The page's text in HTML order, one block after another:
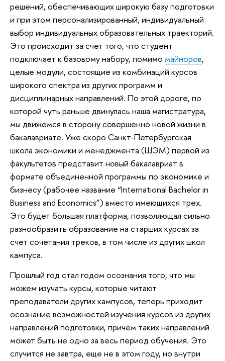
решений, обеспечивающих широкую базу подготовки
и при этом персонализированный, индивидуальный
выбор индивидуальных образовательных траекторий.
Это происходит за счет того, что студент
подключает к базовому набору, помимо майноров,
целые модули, состоящие из комбинаций курсов
широкого спектра из других программ и
дисциплинарных направлений. По этой дороге, по
которой чуть раньше двинулась наша магистратура,
мы движемся в сторону совершенно новой жизни в
бакалавриате. Уже скоро Санкт-Петербургская
школа экономики и менеджмента (ШЭМ) первой из
факультетов представит новый бакалавриат в
формате объединенной программы по экономике и
бизнесу (рабочее название “International Bachelor in
Business and Economics”) вместо имеющихся трех.
Это будет большая платформа, позволяющая сильно
разнообразить образование на старших курсах за
счет сочетания треков, в том числе из других школ
кампуса.
Прошлый год стал годом осознания того, что мы
можем изучать курсы, которые читают
преподаватели других кампусов, теперь приходит
осознание возможностей изучения курсов из других
направлений подготовки, причем таких направлений
может быть не одно за весь период обучения. Это
случится не завтра, еще не в этом году, но внутри